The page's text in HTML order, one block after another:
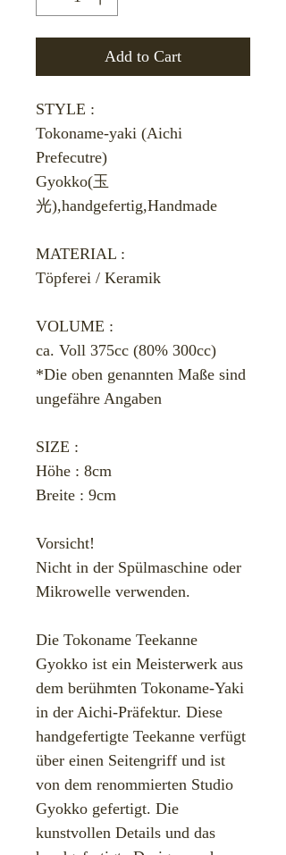
Add to Cart
STYLE :
Tokoname-yaki (Aichi
Prefecutre)
Gyokko(玉
光),handgefertig,Handmade
MATERIAL :
Töpferei / Keramik
VOLUME :
ca. Voll 375cc (80% 300cc)
*Die oben genannten Maße sind
ungefähre Angaben
SIZE :
Höhe : 8cm
Breite : 9cm
Vorsicht!
Nicht in der Spülmaschine oder
Mikrowelle verwenden.
Die Tokoname Teekanne
Gyokko ist ein Meisterwerk aus
dem berühmten Tokoname-Yaki
in der Aichi-Präfektur. Diese
handgefertigte Teekanne verfügt
über einen Seitengriff und ist
von dem renommierten Studio
Gyokko gefertigt. Die
kunstvollen Details und das